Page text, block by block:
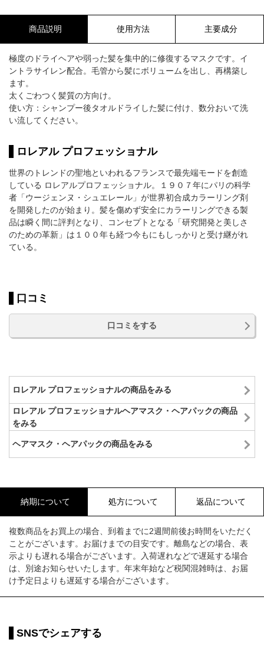
商品説明 使用方法 主要成分
極度のドライヘアや弱った髪を集中的に修復するマスクです。イ
ントラサイレン配合。毛管から髪にボリュームを出し、再構築し
ます。
太くごわつく髪質の方向け。
使い方：シャンプー後タオルドライした髪に付け、数分おいて洗
い流してください。
ロレアル プロフェッショナル
世界のトレンドの聖地といわれるフランスで最先端モードを創造
している ロレアルプロフェッショナル。１９０７年にパリの科学
者「ウージェンヌ・シュエレール」が世界初合成カラーリング剤
を開発したのが始まり。髪を傷めず安全にカラーリングできる製
品は瞬く間に評判となり、コンセプトとなる「研究開発と美しさ
のための革新」は１００年も経つ今もにもしっかりと受け継がれ
ている。
口コミ
口コミをする
ロレアル プロフェッショナルの商品をみる
ロレアル プロフェッショナルヘアマスク・ヘアパックの商品
をみる
ヘアマスク・ヘアパックの商品をみる
納期について 処方について 返品について
複数商品をお買上の場合、到着までに2週間前後お時間をいただく
ことがございます。お届けまでの目安です。離島などの場合、表
示よりも遅れる場合がございます。入荷遅れなどで遅延する場合
は、別途お知らせいたします。年末年始など税関混雑時は、お届
け予定日よりも遅延する場合がございます。
SNSでシェアする